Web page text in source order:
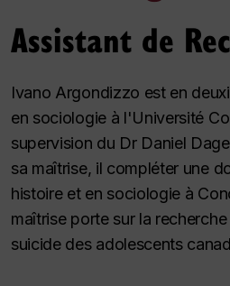
Assistant de
Ivano Argondizzo est en
en sociologie à l'Université
supervision du Dr Daniel
sa maîtrise, il compléter une
histoire et en sociologie à
maîtrise porte sur la
suicide des adolescents